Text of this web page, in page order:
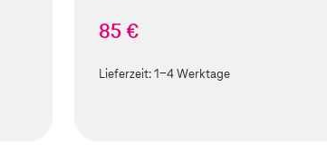
85 €
Lieferzeit:1-4 Werktage